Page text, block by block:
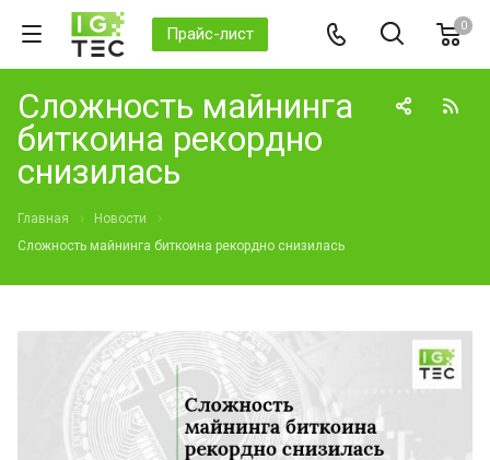
Прайс-лист 0
Cложность майнинга
биткоина рекордно
снизилась
Главная
Новости
Cложность майнинга биткоина рекордно снизилась